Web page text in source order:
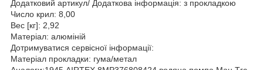
Додатковий артикул/ Додаткова інформація: з прокладкою
Число крил: 8,00
Вес [кг]: 2,92
Матеріал: алюміній
Дотримуватися сервісної інформації:
Матеріал прокладки: гума/метал